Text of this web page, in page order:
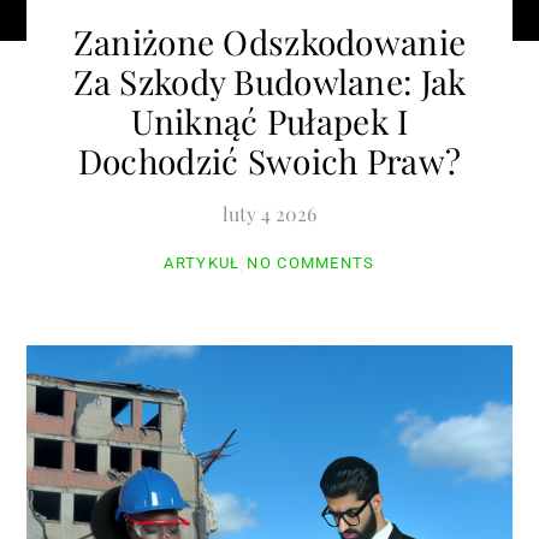
Zaniżone Odszkodowanie
Za Szkody Budowlane: Jak
Uniknąć Pułapek I
Dochodzić Swoich Praw?
luty4 2026
ARTYKUŁ NO COMMENTS